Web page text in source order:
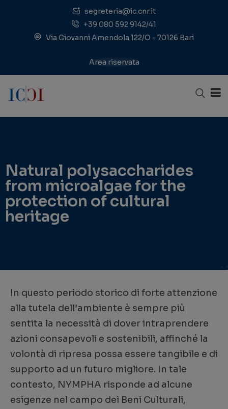
segreteria@ic.cnr.it
+39 080 592 9142/41
Via Giovanni Amendola 122/O - 70126 Bari
Area riservata
Natural polysaccharides
from microalgae for the
protection of cultural
heritage
In questo periodo storico di forte attenzione
alla tutela dell’ambiente è sempre più
sentita la necessità di dover intraprendere
azioni consapevoli e sostenibili, affinché la
volontà di ripresa possa essere tangibile e di
supporto ad un futuro migliore. In tale
contesto, NYMPHA risponde ad alcune
esigenze nel campo dei Beni Culturali,